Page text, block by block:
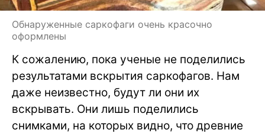
Обнаруженные саркофаги очень красочно
оформлены
К сожалению, пока ученые не поделились
результатами вскрытия саркофагов. Нам
даже неизвестно, будут ли они их
вскрывать. Они лишь поделились
снимками, на которых видно, что древние